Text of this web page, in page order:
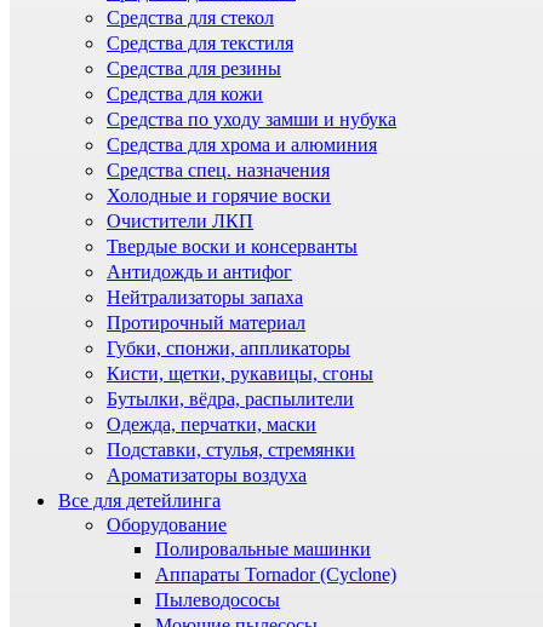
Средства для стекол
Средства для текстиля
Средства для резины
Средства для кожи
Средства по уходу замши и нубука
Средства для хрома и алюминия
Средства спец. назначения
Холодные и горячие воски
Очистители ЛКП
Твердые воски и консерванты
Антидождь и антифог
Нейтрализаторы запаха
Протирочный материал
Губки, спонжи, аппликаторы
Кисти, щетки, рукавицы, сгоны
Бутылки, вёдра, распылители
Одежда, перчатки, маски
Подставки, стулья, стремянки
Ароматизаторы воздуха
Все для детейлинга
Оборудование
Полировальные машинки
Аппараты Tornador (Cyclone)
Пылеводососы